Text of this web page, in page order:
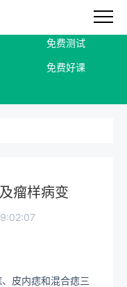
免费测试
免费好课
瘤样病变
皮内痣和混合痣三